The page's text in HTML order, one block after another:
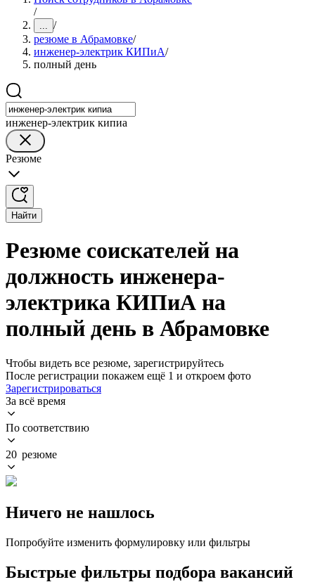
/
... /
резюме в Абрамовке/
инженер-электрик КИПиА/
полный день
инженер-электрик кипиа
Резюме
Найти
Резюме соискателей на
должность инженера-
электрика КИПиА на
полный день в Абрамовке
Чтобы видеть все резюме, зарегистрируйтесь
После регистрации покажем ещё 1 и откроем фото
Зарегистрироваться
За всё время
По соответствию
20 резюме
Ничего не нашлось
Попробуйте изменить формулировку или фильтры
Быстрые фильтры подбора вакансий